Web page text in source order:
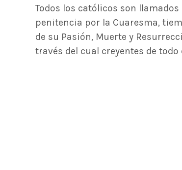
Todos los católicos son
penitencia por la Cuaresma,
de su Pasión, Muerte y
través del cual creyentes de todo